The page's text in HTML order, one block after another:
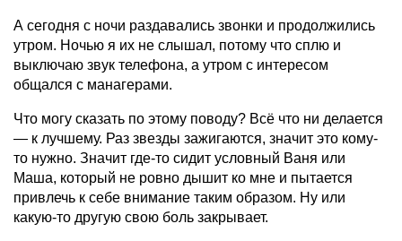
А сегодня с ночи раздавались звонки и продолжились
утром. Ночью я их не слышал, потому что сплю и
выключаю звук телефона, а утром с интересом
общался с манагерами.
Что могу сказать по этому поводу? Всё что ни делается
— к лучшему. Раз звезды зажигаются, значит это кому-
то нужно. Значит где-то сидит условный Ваня или
Маша, который не ровно дышит ко мне и пытается
привлечь к себе внимание таким образом. Ну или
какую-то другую свою боль закрывает.